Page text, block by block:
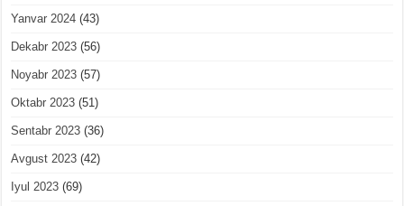
Yanvar 2024 (43)
Dekabr 2023 (56)
Noyabr 2023 (57)
Oktabr 2023 (51)
Sentabr 2023 (36)
Avgust 2023 (42)
Iyul 2023 (69)